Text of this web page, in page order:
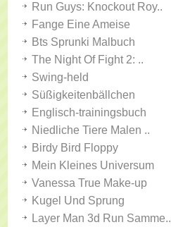
Run Guys: Knockout Roy..
Fange Eine Ameise
Bts Sprunki Malbuch
The Night Of Fight 2: ..
Swing-held
Süßigkeitenbällchen
Englisch-trainingsbuch
Niedliche Tiere Malen ..
Birdy Bird Floppy
Mein Kleines Universum
Vanessa True Make-up
Kugel Und Sprung
Layer Man 3d Run Samme..